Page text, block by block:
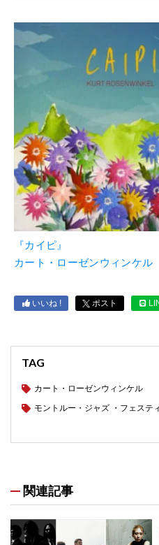
『カイピ』
カート・ローゼンウィンケル
いいね ! ポスト
TAG
カート・ローゼンウィンケル
モントルー・ジャズ ・フェステ
関連記事